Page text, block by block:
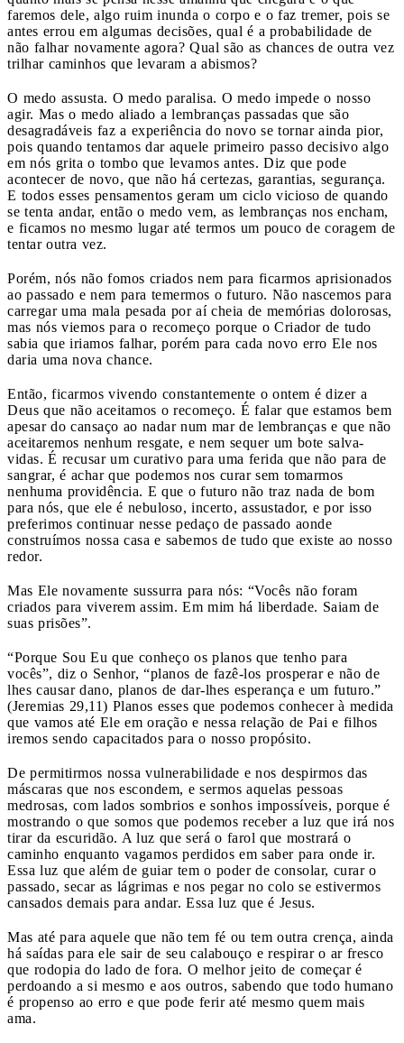
faremos dele, algo ruim inunda o corpo e o faz tremer, pois se
antes errou em algumas decisões, qual é a probabilidade de
não falhar novamente agora? Qual são as chances de outra vez
trilhar caminhos que levaram a abismos?
O medo assusta. O medo paralisa. O medo impede o nosso
agir. Mas o medo aliado a lembranças passadas que são
desagradáveis faz a experiência do novo se tornar ainda pior,
pois quando tentamos dar aquele primeiro passo decisivo algo
em nós grita o tombo que levamos antes. Diz que pode
acontecer de novo, que não há certezas, garantias, segurança.
E todos esses pensamentos geram um ciclo vicioso de quando
se tenta andar, então o medo vem, as lembranças nos encham,
e ficamos no mesmo lugar até termos um pouco de coragem de
tentar outra vez.
Porém, nós não fomos criados nem para ficarmos aprisionados
ao passado e nem para temermos o futuro. Não nascemos para
carregar uma mala pesada por aí cheia de memórias dolorosas,
mas nós viemos para o recomeço porque o Criador de tudo
sabia que iriamos falhar, porém para cada novo erro Ele nos
daria uma nova chance.
Então, ficarmos vivendo constantemente o ontem é dizer a
Deus que não aceitamos o recomeço. É falar que estamos bem
apesar do cansaço ao nadar num mar de lembranças e que não
aceitaremos nenhum resgate, e nem sequer um bote salva-
vidas. É recusar um curativo para uma ferida que não para de
sangrar, é achar que podemos nos curar sem tomarmos
nenhuma providência. E que o futuro não traz nada de bom
para nós, que ele é nebuloso, incerto, assustador, e por isso
preferimos continuar nesse pedaço de passado aonde
construímos nossa casa e sabemos de tudo que existe ao nosso
redor.
Mas Ele novamente sussurra para nós: “Vocês não foram
criados para viverem assim. Em mim há liberdade. Saiam de
suas prisões”.
“Porque Sou Eu que conheço os planos que tenho para
vocês”, diz o Senhor, “planos de fazê-los prosperar e não de
lhes causar dano, planos de dar-lhes esperança e um futuro.”
(Jeremias 29,11) Planos esses que podemos conhecer à medida
que vamos até Ele em oração e nessa relação de Pai e filhos
iremos sendo capacitados para o nosso propósito.
De permitirmos nossa vulnerabilidade e nos despirmos das
máscaras que nos escondem, e sermos aquelas pessoas
medrosas, com lados sombrios e sonhos impossíveis, porque é
mostrando o que somos que podemos receber a luz que irá nos
tirar da escuridão. A luz que será o farol que mostrará o
caminho enquanto vagamos perdidos em saber para onde ir.
Essa luz que além de guiar tem o poder de consolar, curar o
passado, secar as lágrimas e nos pegar no colo se estivermos
cansados demais para andar. Essa luz que é Jesus.
Mas até para aquele que não tem fé ou tem outra crença, ainda
há saídas para ele sair de seu calabouço e respirar o ar fresco
que rodopia do lado de fora. O melhor jeito de começar é
perdoando a si mesmo e aos outros, sabendo que todo humano
é propenso ao erro e que pode ferir até mesmo quem mais
ama.